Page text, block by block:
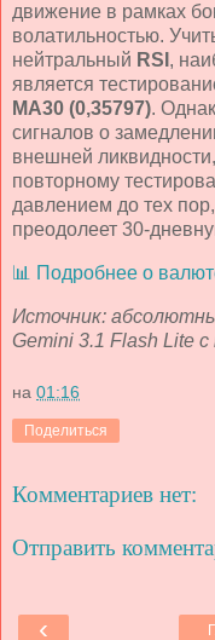
движение в рамках
волатильностью.
нейтральный RSI ,
является
MA30 (0,35797).
сигналов о
внешней
повторному
давлением до тех
преодолеет 30-
📊 Подробнее о
Источник:
Gemini 3.1 Flash Lite
на 01:16
Поделиться
Комментариев нет:
Отправить
‹